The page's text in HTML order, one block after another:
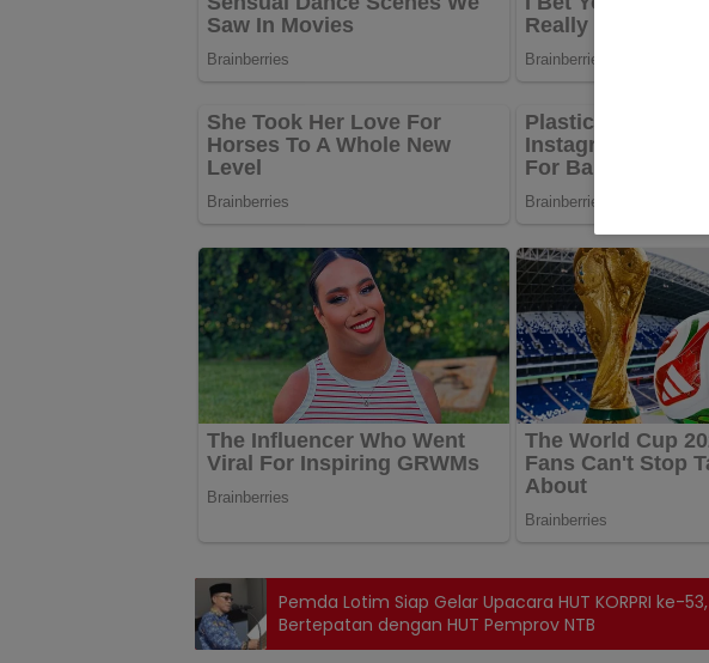
Pemda Lotim Siap Gelar Upacara HUT KORPRI ke-53,
Bertepatan dengan HUT Pemprov NTB